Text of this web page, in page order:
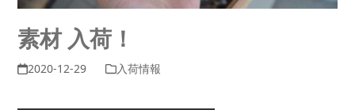
素材 入荷！
2020-12-29 入荷情報